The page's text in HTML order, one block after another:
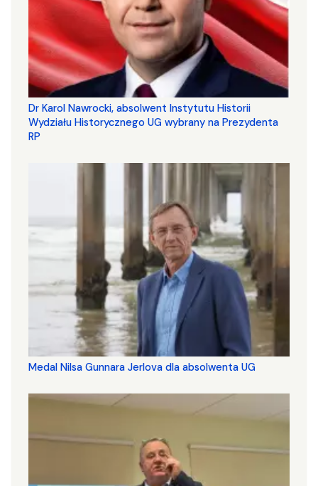
Dr Karol Nawrocki, absolwent Instytutu Historii
Wydziału Historycznego UG wybrany na Prezydenta
RP
Medal Nilsa Gunnara Jerlova dla absolwenta UG